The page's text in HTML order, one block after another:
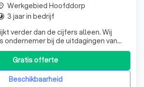
verder dan de cijfers alleen. Wij
ondernemer bij de uitdagingen van
Samen helpen we u en de
Beschikbaarheid
Gratis offerte
Werkgebied Hoofddorp
3 jaar in bedrijf